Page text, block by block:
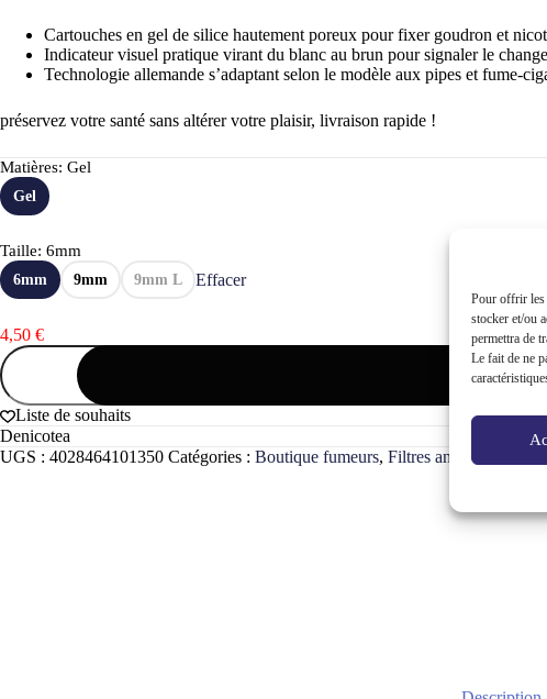
Pour offrir les
stocker et/ou
permettra de
Le fait de ne
Cartouches en gel de silice hautement poreux pour fixer goudron et
Indicateur visuel pratique virant du blanc au brun pour signaler le
Technologie allemande s’adaptant selon le modèle aux pipes et fume-
préservez votre santé sans altérer votre plaisir, livraison rapide !
Matières: Gel
Gel
Taille: 6mm
6mm 9mm 9mm L Effacer
4,50 €
quantité
de
Boîte
de
filtres
denicotea
en
Liste de souhaits
Denicotea
UGS : 4028464101350 Catégories : Boutique fumeurs, Filtres anti-goudron et